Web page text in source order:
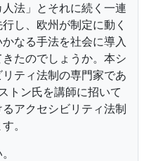
法」とそれに続く一連
し、欧州が制定に動く
なる手法を社会に導入
たのでしょうか。本シ
ティ法制の専門家であ
トン氏を講師に招いて
アクセシビリティ法制
。